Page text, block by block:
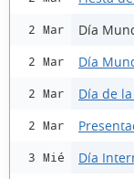
2 Mar Día
2 Mar Día
2 Mar Día de
2 Mar
3 Mié Día